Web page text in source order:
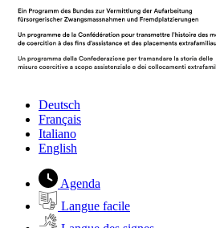
Deutsch
Français
Italiano
English
Agenda
Langue facile